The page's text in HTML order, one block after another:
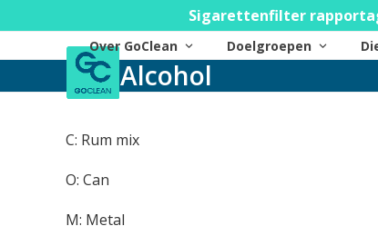
to
Sigarettenfilter
Over GoClean Doelgroepen
Alcohol
C: Rum mix
O: Can
M: Metal